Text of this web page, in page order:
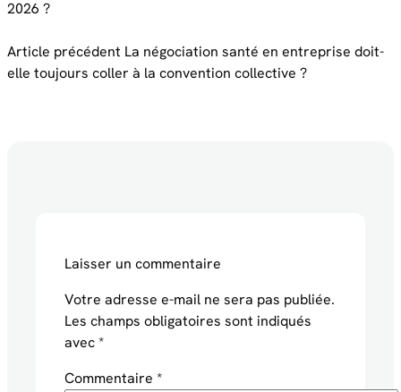
2026 ?
Article précédent La négociation santé en entreprise doit-
elle toujours coller à la convention collective ?
Laisser un commentaire
Votre adresse e-mail ne sera pas publiée.
Les champs obligatoires sont indiqués
avec*
Commentaire *